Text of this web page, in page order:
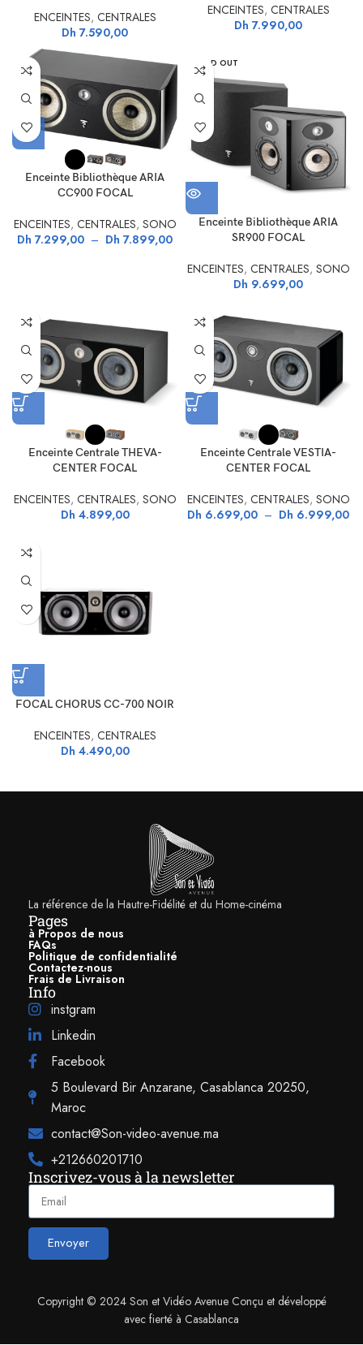
ENCEINTES, CENTRALES
Dh 7.590,00
ENCEINTES, CENTRALES
Dh 7.990,00
Enceinte Bibliothèque ARIA
CC900 FOCAL
ENCEINTES, CENTRALES, SONO
Dh 7.299,00 – Dh 7.899,00
SOLD OUT
Enceinte Bibliothèque ARIA
SR900 FOCAL
ENCEINTES, CENTRALES, SONO
Dh 9.699,00
Enceinte Centrale THEVA-
CENTER FOCAL
ENCEINTES, CENTRALES, SONO
Dh 4.899,00
Enceinte Centrale VESTIA-
CENTER FOCAL
ENCEINTES, CENTRALES, SONO
Dh 6.699,00 – Dh 6.999,00
FOCAL CHORUS CC-700 NOIR
ENCEINTES, CENTRALES
Dh 4.490,00
La référence de la Hautre-Fidélité et du Home-cinéma
Pages
à Propos de nous
FAQs
Politique de confidentialité
Contactez-nous
Frais de Livraison
Info
instgram
Linkedin
Facebook
5 Boulevard Bir Anzarane, Casablanca 20250,
Maroc
contact@Son-video-avenue.ma
+212660201710
Inscrivez-vous à la newsletter
Envoyer
Copyright © 2024 Son et Vidéo Avenue Conçu et développé
avec fierté à Casablanca